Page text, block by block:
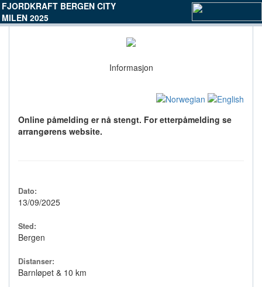
FJORDKRAFT BERGEN CITY
MILEN 2025
Informasjon
Online påmelding er nå stengt. For etterpåmelding se
arrangørens website.
Dato:
13/09/2025
Sted:
Bergen
Distanser:
Barnløpet & 10 km